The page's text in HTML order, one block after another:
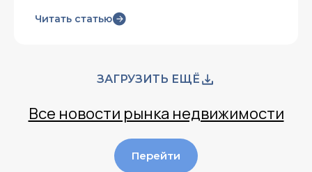
Читать статью
ЗАГРУЗИТЬ ЕЩЁ
Все новости рынка недвижимости
Перейти